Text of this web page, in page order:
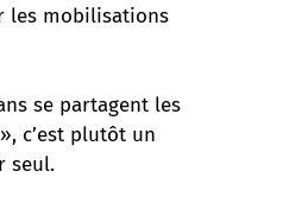
les mobilisations
se partagent les
c’est plutôt un
seul.